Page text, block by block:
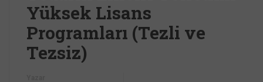
Yüksek Lisans
Programları (Tezli ve
Tezsiz)